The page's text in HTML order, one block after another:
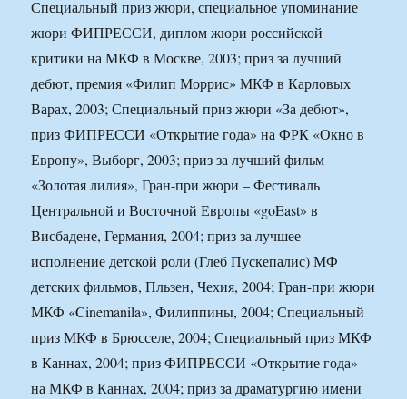
Специальный приз жюри, специальное упоминание
жюри ФИПРЕССИ, диплом жюри российской
критики на МКФ в Москве, 2003; приз за лучший
дебют, премия «Филип Моррис» МКФ в Карловых
Варах, 2003; Специальный приз жюри «За дебют»,
приз ФИПРЕССИ «Открытие года» на ФРК «Окно в
Европу», Выборг, 2003; приз за лучший фильм
«Золотая лилия», Гран-при жюри – Фестиваль
Центральной и Восточной Европы «goEast» в
Висбадене, Германия, 2004; приз за лучшее
исполнение детской роли (Глеб Пускепалис) МФ
детских фильмов, Пльзен, Чехия, 2004; Гран-при жюри
МКФ «Cinemanila», Филиппины, 2004; Специальный
приз МКФ в Брюсселе, 2004; Специальный приз МКФ
в Каннах, 2004; приз ФИПРЕССИ «Открытие года»
на МКФ в Каннах, 2004; приз за драматургию имени